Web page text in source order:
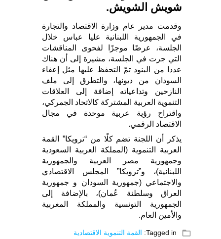
شويش الشويش.
وقدمت مدير عام وزارة الاقتصاد والتجارة
في الجمهورية اللبنانية عليا عباس خلال
الجلسة، عرضًا موجزًا لفحوى المناقشات
التي جرت في الجلسة، مشيرة إلى أن هناك
عددا من البنود تمّ التحفظ عليها مثل إعفاء
السودان من ديونها، والتطرق إلى ملف
النازحين وتداعياته إضافة إلى العلاقات
التنموية العربية المشتركة كالاتحاد الجمركي،
واقتراح رؤية عربية موحدة في مجال
الاقتصاد الرقمي.
يذكر أن اللجنة تضم كلًا من “ترويكا” القمة
العربية التنموية (المملكة العربية السعودية
وجمهورية مصر العربية والجمهورية
اللبنانية)، و”ترويكا” المجلس الاقتصادي
والاجتماعي (جمهورية السودان و جمهورية
العراق وسلطنة عُمان)، بالإضافة إلى
الجمهورية التونسية والمملكة المغربية
والأمين العام.
folder_open
Tagged in: القمة التنموية الاقتصادية